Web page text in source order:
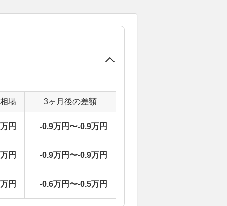
場 3ヶ月後の差額
円 -0.9万円〜-0.9万円
円 -0.9万円〜-0.9万円
円 -0.6万円〜-0.5万円